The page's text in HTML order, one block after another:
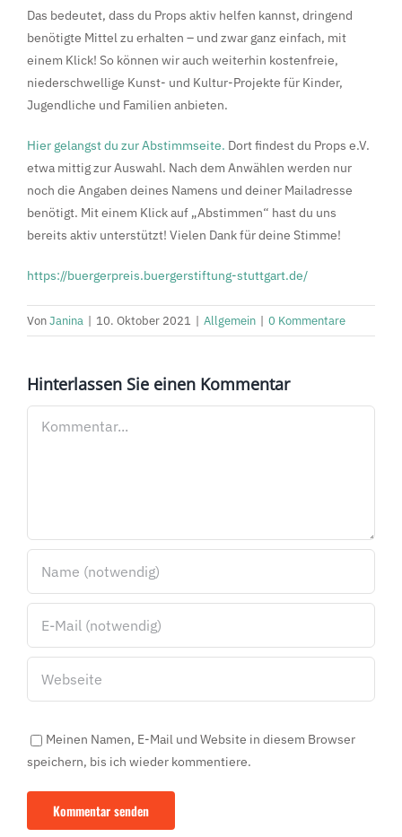
Das bedeutet, dass du Props aktiv helfen kannst, dringend
benötigte Mittel zu erhalten – und zwar ganz einfach, mit
einem Klick! So können wir auch weiterhin kostenfreie,
niederschwellige Kunst- und Kultur-Projekte für Kinder,
Jugendliche und Familien anbieten.
Hier gelangst du zur Abstimmseite. Dort findest du Props e.V.
etwa mittig zur Auswahl. Nach dem Anwählen werden nur
noch die Angaben deines Namens und deiner Mailadresse
benötigt. Mit einem Klick auf „Abstimmen“ hast du uns
bereits aktiv unterstützt! Vielen Dank für deine Stimme!
https://buergerpreis.buergerstiftung-stuttgart.de/
VonJanina | 10. Oktober 2021 | Allgemein | 0 Kommentare
Hinterlassen Sie einen Kommentar
Meinen Namen, E-Mail und Website in diesem Browser
speichern, bis ich wieder kommentiere.